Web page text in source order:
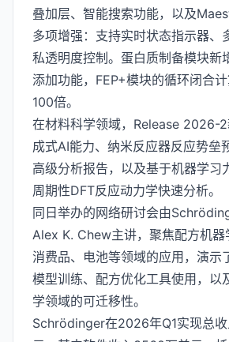
叠加层、智能搜索功能，以及
多项增强：支持实时状态指示器、
私透明度控制。蛋白质制备模块新
添加功能，FEP+模块的循环闭合
100倍。
在材料科学领域，Release 2026-
成式AI能力、纳米反应器反应势垒
高级分析报告，以及基于机器学习
周期性DFT反应动力学快速分析。
同日举办的网络研讨会由
Alex K. Chew主讲，聚焦配方机器
消费品、电池等领域的应用，演示
模型训练、配方优化工具使用，以
学领域的可迁移性。
Schrödinger在2026年Q1实现总